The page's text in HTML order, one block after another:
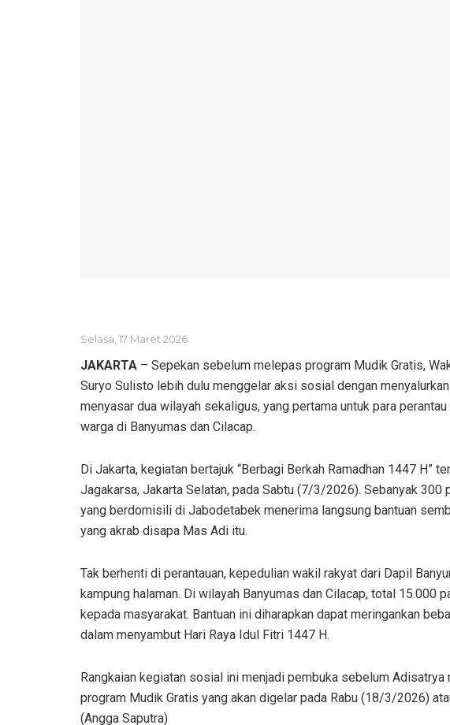
Selasa, 17 Maret 2026
JAKARTA – Sepekan sebelum melepas program Mudik Gratis,
Suryo Sulisto lebih dulu menggelar aksi sosial dengan
menyasar dua wilayah sekaligus, yang pertama untuk para
warga di Banyumas dan Cilacap.
Di Jakarta, kegiatan bertajuk “Berbagi Berkah Ramadhan 1447 H”
Jagakarsa, Jakarta Selatan, pada Sabtu (7/3/2026). Sebanyak 300
yang berdomisili di Jabodetabek menerima langsung bantuan
yang akrab disapa Mas Adi itu.
Tak berhenti di perantauan, kepedulian wakil rakyat dari Dapil
kampung halaman. Di wilayah Banyumas dan Cilacap, total
kepada masyarakat. Bantuan ini diharapkan dapat meringankan
dalam menyambut Hari Raya Idul Fitri 1447 H.
Rangkaian kegiatan sosial ini menjadi pembuka sebelum
program Mudik Gratis yang akan digelar pada Rabu (18/3/2026)
(Angga Saputra)